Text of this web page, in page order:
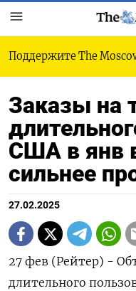
Поддержите The
Заказы на
США в янв
сильнее
27.02.2025
27 фев (Рейтер) -
длительного